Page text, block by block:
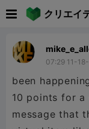
クリエイ
07:29 11-
been
10 points for
message that